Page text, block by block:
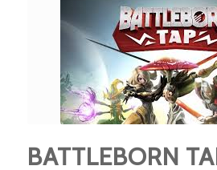
BATTLEBORN